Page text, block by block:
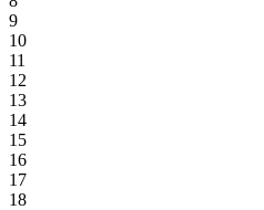
9
10
11
12
13
14
15
16
17
18